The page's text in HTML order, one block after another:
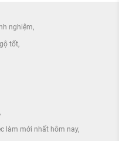
nghiệm
tốt
làm mới nhất hôm nay